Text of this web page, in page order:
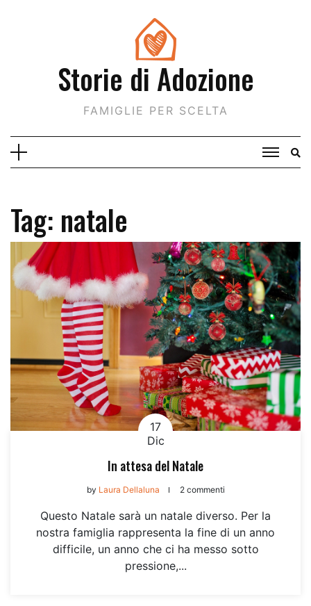
Storie di Adozione
FAMIGLIE PER SCELTA
Tag: natale
17
Dic
In attesa del Natale
by Laura Dellaluna 2 commenti
Questo Natale sarà un natale diverso. Per la
nostra famiglia rappresenta la fine di un anno
difficile, un anno che ci ha messo sotto
pressione,...